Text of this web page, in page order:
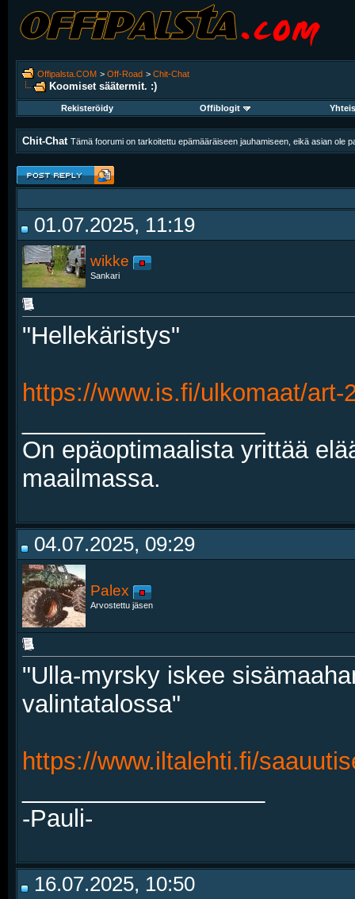
Offipalsta.COM > Off-Road > Chit-Chat
Koomiset säätermit. :)
Rekisteröidy Offiblogit
Chit-Chat Tämä foorumi on tarkoitettu epämääräiseen jauhamiseen, eikä asian ole
01.07.2025, 11:19
wikke
Sankari
"Hellekäristys"
https://www.is.fi/ulkomaat/art-
On epäoptimaalista yrittää
maailmassa.
04.07.2025, 09:29
Palex
Arvostettu jäsen
"Ulla-myrsky iskee
valintatalossa"
https://www.iltalehti.fi/
-Pauli-
16.07.2025, 10:50